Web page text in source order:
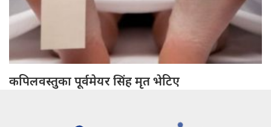
कपिलवस्तुका पूर्वमेयर सिंह मृत भेटिए